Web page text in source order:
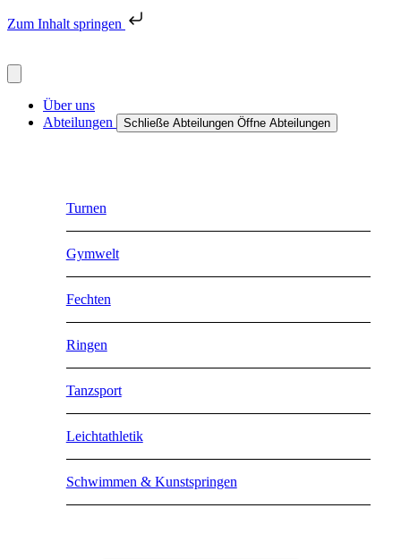
Zum Inhalt springen
Über uns
Abteilungen
Schließe Abteilungen Öffne Abteilungen
Turnen
Gymwelt
Fechten
Ringen
Tanzsport
Leichtathletik
Schwimmen & Kunstspringen